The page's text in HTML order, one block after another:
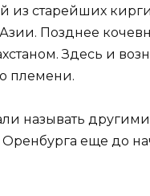
старейших
Позднее
Здесь и
племени.
называть
еще до